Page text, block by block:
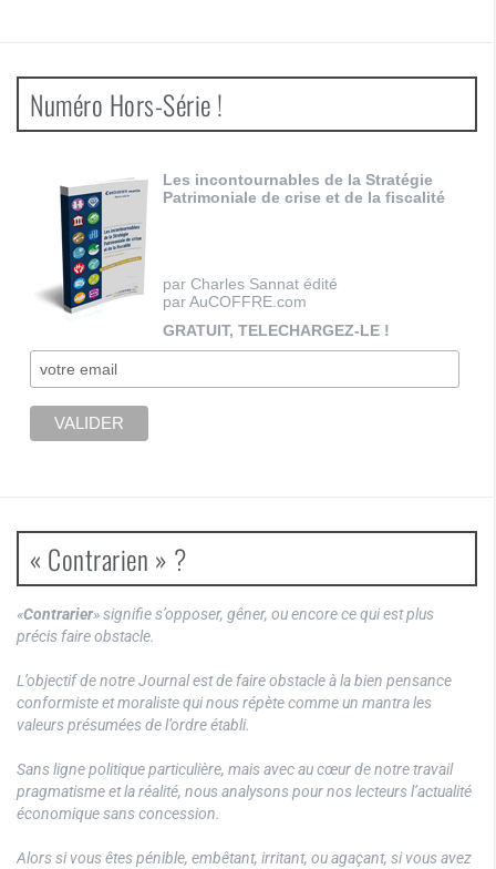
Numéro Hors-Série !
Les incontournables de la Stratégie
Patrimoniale de crise et de la fiscalité
par Charles Sannat édité
par AuCOFFRE.com
GRATUIT, TELECHARGEZ-LE !
« Contrarien » ?
«Contrarier» signifie s’opposer, gêner, ou encore ce qui est plus
précis faire obstacle.
L’objectif de notre Journal est de faire obstacle à la bien pensance
conformiste et moraliste qui nous répète comme un mantra les
valeurs présumées de l’ordre établi.
Sans ligne politique particulière, mais avec au cœur de notre travail
pragmatisme et la réalité, nous analysons pour nos lecteurs l’actualité
économique sans concession.
Alors si vous êtes pénible, embêtant, irritant, ou agaçant, si vous avez